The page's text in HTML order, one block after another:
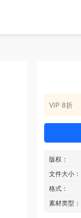
VIP 8折
版权：
文件大小：
格式：
素材类型：